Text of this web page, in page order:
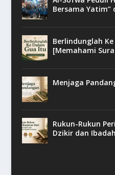
Bersama
Berlindunglah
[Memahami
Menjaga
Rukun-Rukun
Dzikir dan